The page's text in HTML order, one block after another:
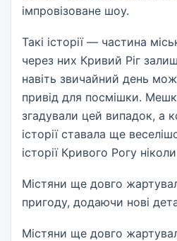
імпровізоване шоу.
Такі історії — частина
через них Кривий Ріг
навіть звичайний день
привід для посмішки.
згадували цей випадок, а
історії ставала ще
історії Кривого Рогу
Містяни ще довго
пригоду, додаючи нові
Містяни ще довго